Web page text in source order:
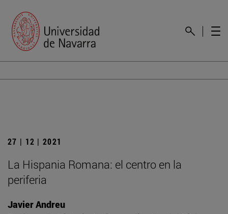
27 | 12 | 2021
La Hispania Romana: el centro en la
periferia
Javier Andreu